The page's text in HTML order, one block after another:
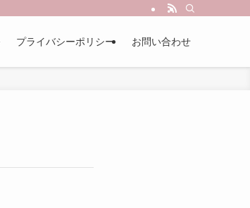
プライバシーポリシー お問い合わせ